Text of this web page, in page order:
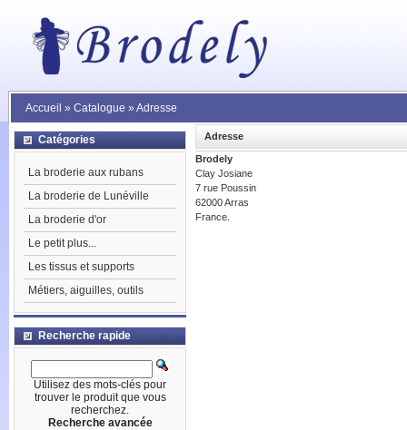
Accueil » Catalogue » Adresse
Adresse
Brodely
Clay Josiane
7 rue Poussin
62000 Arras
France.
Catégories
La broderie aux rubans
La broderie de Lunéville
La broderie d'or
Le petit plus...
Les tissus et supports
Métiers, aiguilles, outils
Recherche rapide
Utilisez des mots-clés pour
trouver le produit que vous
recherchez.
Recherche avancée